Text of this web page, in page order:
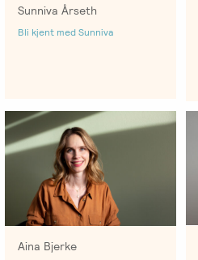
Sunniva Årseth
Bli kjent med Sunniva
Aina Bjerke